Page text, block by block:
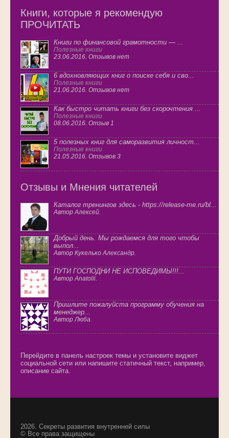
Книги, которые я рекомендую
ПРОЧИТАТЬ
Книги по финансовой грамотности — ...
Полезные книги
23.06.2016. Отзывов нет
6 вдохновляющих книг о поиске себя и сво...
Полезные книги
21.06.2016. Отзывов нет
Как быстро читать книги без скорочтения ...
Полезные книги
08.06.2016. Отзыв 1
5 полезных книг для саморазвития личност...
Полезные книги
21.05.2016. Отзывов 3
Отзывы и Мнения читателей
Каталог тренингов здесь - https://release-me.ru/bl...
Автор Алексей.
Добрый день. Мы рождаемся для того чтобы
выпол...
Автор Кукелько Александр.
ПУТИ ГОСПОДНИ НЕ ИСПОВЕДИМЫ!!!...
Автор Anatolii.
Пришлите пожалуйста программу обучения на
менеджер...
Автор Люба.
Перейдите в панель настроек темы и установите виджет
социальной сети или напишите статичный текст, например,
описание сайта.
2026. Секреты развития внутренней силы
© Все права защищены